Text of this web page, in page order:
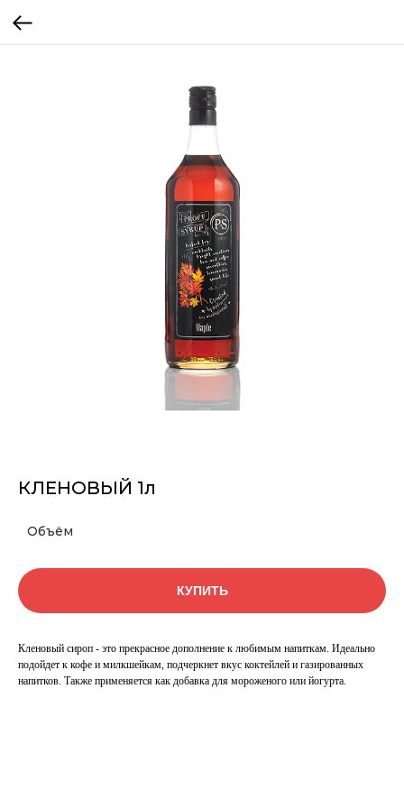
КЛЕНОВЫЙ 1л
Объём
КУПИТЬ
Кленовый сироп - это прекрасное дополнение к любимым напиткам. Идеально
подойдет к кофе и милкшейкам, подчеркнет вкус коктейлей и газированных
напитков. Также применяется как добавка для мороженого или йогурта.